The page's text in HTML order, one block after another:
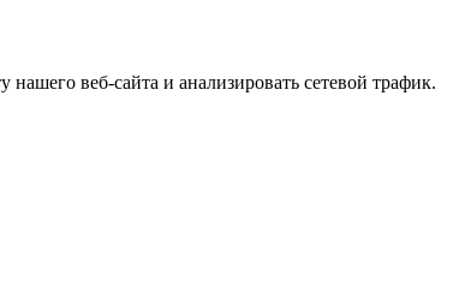
веб-сайта и анализировать сетевой трафик.